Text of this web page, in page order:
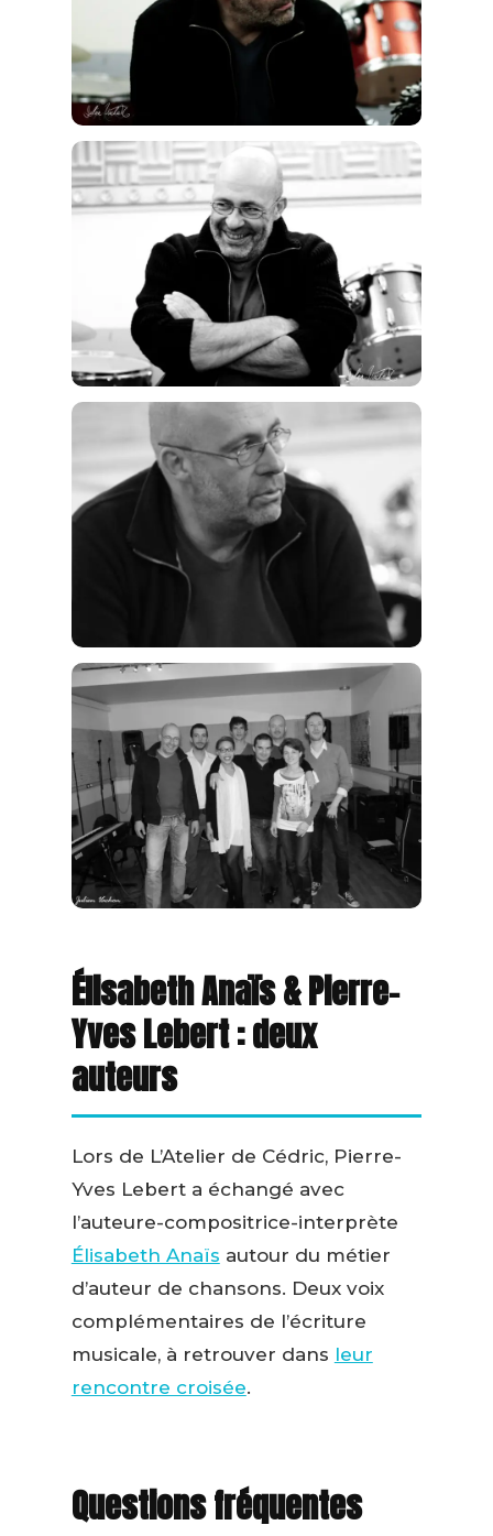
Élisabeth Anaïs & Pierre-
Yves Lebert : deux
auteurs
Lors de L’Atelier de Cédric, Pierre-
Yves Lebert a échangé avec
l’auteure-compositrice-interprète
Élisabeth Anaïs autour du métier
d’auteur de chansons. Deux voix
complémentaires de l’écriture
musicale, à retrouver dans leur
rencontre croisée.
Questions fréquentes